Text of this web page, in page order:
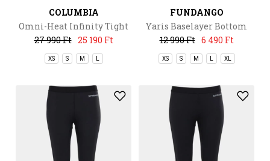
COLUMBIA
Omni-Heat Infinity Tight
27 990 Ft 25 190 Ft
XS S M
FUNDANGO
Yaris Baselayer Bottom
12 990 Ft 6 490 Ft
XS S M XL